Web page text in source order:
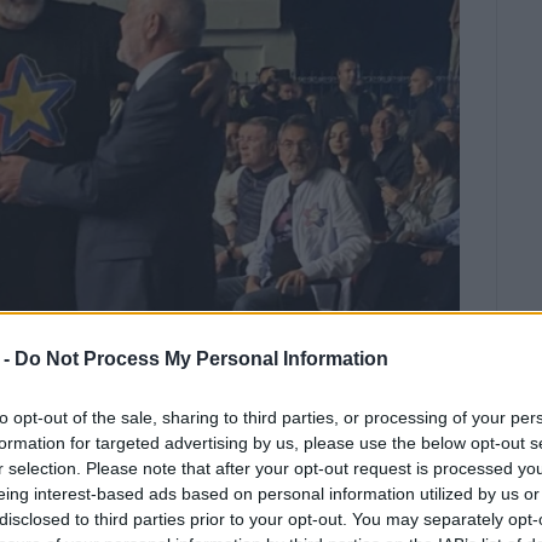
Do Not Process My Personal Information
opt-out of the sale, sharing to third parties, or processing of your
for targeted advertising by us, please use the below opt-out
selection. Please note that after your opt-out request is processed
interest-based ads based on personal information utilized by us
to third parties prior to your opt-out. You may separately
πως όλα όσα συνέβησαν
του Δημάρχου έως την
έγιναν εν αγνοία της